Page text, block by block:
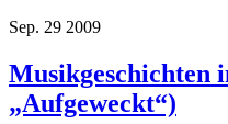
Sep. 29 2009
Musikgeschichten
„Aufgeweckt“)